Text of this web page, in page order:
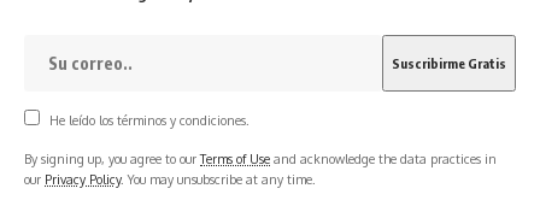
He leído los términos y condiciones.
By signing up, you agree to ourTerms of Use and acknowledge the data practices in
our Privacy Policy. You may unsubscribe at any time.